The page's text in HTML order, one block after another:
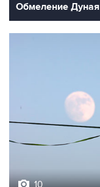
Обмеление Дуная
10